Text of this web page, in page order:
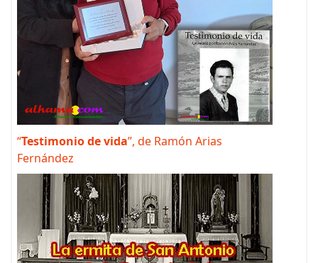
“Testimonio de vida”, de Ramón Arias
Fernández